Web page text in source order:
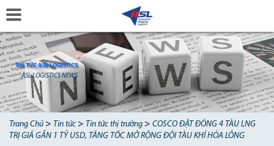
TIN TỨC ASL LOGISTICS
ASL LOGISTICS NEWS
Trang Chủ > Tin tức > Tin tức thị trường > COSCO ĐẶT ĐÓNG 4 TÀU LNG
TRỊ GIÁ GẦN 1 TỶ USD, TĂNG TỐC MỞ RỘNG ĐỘI TÀU KHÍ HÓA LỎNG